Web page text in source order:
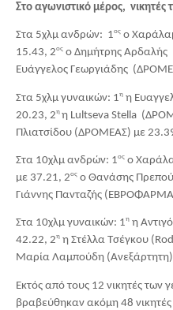
Στο αγωνιστικό μέρος,
Στα 5χλμ ανδρών:  1ος ο
15.43, 2ος ο Δημήτρης Αρδαλής
Ευάγγελος Γεωργιάδης
Στα 5χλμ γυναικών: 1η η
20.23, 2η η Lultseva Stella
Πλιατσίδου (ΔΡΟΜΕΑΣ) με
Στα 10χλμ ανδρών: 1ος ο
με 37.21, 2ος ο Θανάσης
Γιάννης Πανταζής
Στα 10χλμ γυναικών: 1η η
42.22, 2η η Στέλλα Τσέγκου
Μαρία Λαμπούδη
Εκτός από τους 12 νικητές των
βραβεύθηκαν ακόμη 48